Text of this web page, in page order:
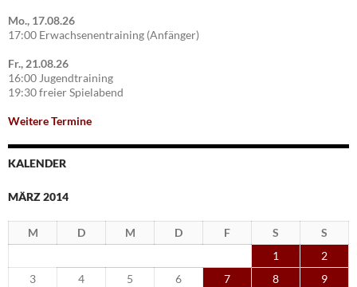
Mo., 17.08.26
17:00 Erwachsenentraining (Anfänger)
Fr., 21.08.26
16:00 Jugendtraining
19:30 freier Spielabend
Weitere Termine
KALENDER
MÄRZ 2014
M D M D F S
S
1
2
3
4 5 6 7 8
9